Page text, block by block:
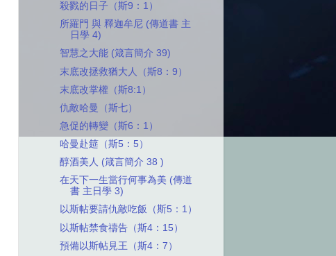
殺戮的日子（斯9：1）
所羅門 與 釋迦牟尼 (傳道書 主
日學 4)
智慧之大能 (箴言簡介 39)
末底改拯救猶大人（斯8：9）
末底改掌權（斯8:1）
仇敵哈曼（斯七）
急促的轉變（斯6：1）
哈曼赴筵（斯5：5）
醇酒美人 (箴言簡介 38 )
在天下一生當行何事為美 (傳道
書 主日學 3)
以斯帖要請仇敵吃飯（斯5：1）
以斯帖禁食禱告（斯4：15）
預備以斯帖見王（斯4：7）